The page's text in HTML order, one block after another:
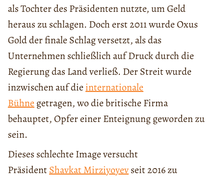
als Tochter des Präsidenten nutzte, um Geld
heraus zu schlagen. Doch erst 2011 wurde Oxus
Gold der finale Schlag versetzt, als das
Unternehmen schließlich auf Druck durch die
Regierung das Land verließ. Der Streit wurde
inzwischen auf die internationale
Bühne getragen, wo die britische Firma
behauptet, Opfer einer Enteignung geworden zu
sein.
Dieses schlechte Image versucht
PräsidentShavkat Mirziyoyevseit 2016 zu